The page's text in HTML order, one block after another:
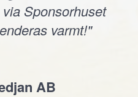
Sponsorhuset
varmt!"
AB